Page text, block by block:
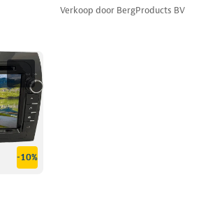
Verkoop door BergProducts BV
-10%